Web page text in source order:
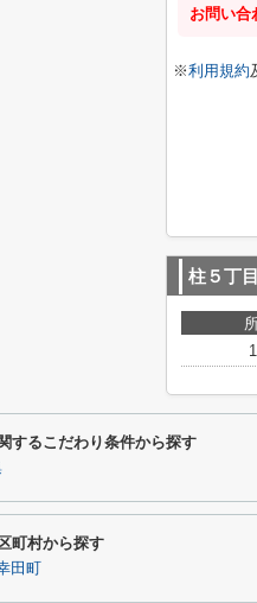
お問い合
※利用規約
柱５丁
するこだわり条件から探す
町村から探す
田町